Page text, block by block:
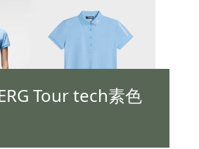
Tour tech素色